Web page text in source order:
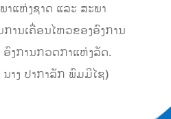
ແຫ່ງຊາດ ແລະ ສະພາ
ານເຄື່ອນໄຫວຂອງອົງການ
ງການກວດກາແຫ່ງລັດ.
າງ ປາກາລັກ ພົມມີໄຊ)